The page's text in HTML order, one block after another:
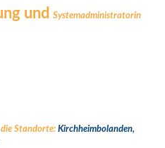
und Systemadministratorin
Standorte: Kirchheimbolanden,